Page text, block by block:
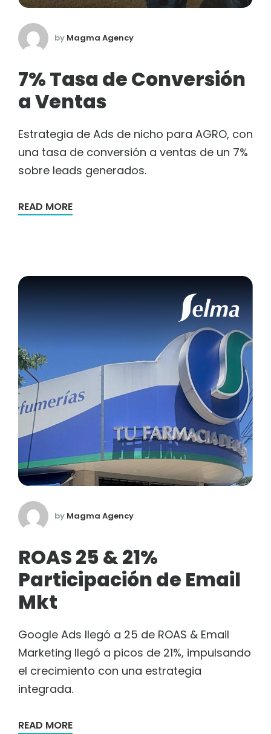
by Magma Agency
7% Tasa de Conversión
a Ventas
Estrategia de Ads de nicho para AGRO, con
una tasa de conversión a ventas de un 7%
sobre leads generados.
READ MORE
by Magma Agency
ROAS 25 & 21%
Participación de Email
Mkt
Google Ads llegó a 25 de ROAS & Email
Marketing llegó a picos de 21%, impulsando
el crecimiento con una estrategia
integrada.
READ MORE